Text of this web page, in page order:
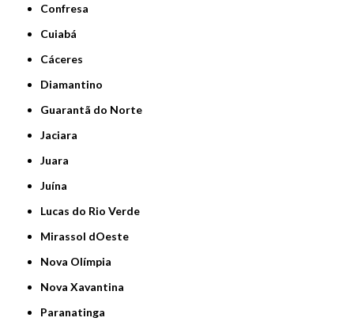
Confresa
Cuiabá
Cáceres
Diamantino
Guarantã do Norte
Jaciara
Juara
Juína
Lucas do Rio Verde
Mirassol dOeste
Nova Olímpia
Nova Xavantina
Paranatinga